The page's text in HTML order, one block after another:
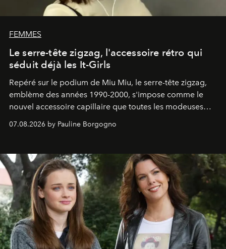
FEMMES
Le serre-tête zigzag, l'accessoire rétro qui
séduit déjà les It-Girls
Repéré sur le podium de Miu Miu, le serre-tête zigzag,
emblème des années 1990-2000, s'impose comme le
nouvel accessoire capillaire que toutes les modeuses
s'arrachent déjà.
07.08.2026 by Pauline Borgogno